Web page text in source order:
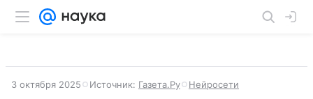
3 октября 2025 Источник: Газета.Ру Нейросети